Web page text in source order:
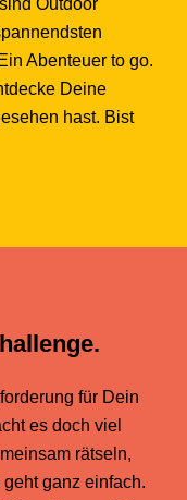
Outdoor
Abenteuer to go.
Deine
hast. Bist
für Dein
es doch viel
rätseln,
ganz einfach.